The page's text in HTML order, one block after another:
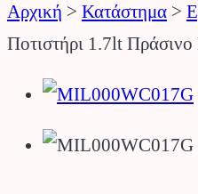
Αρχική > Κατάστημα >
Ποτιστήρι 1.7lt